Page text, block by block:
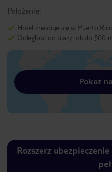
Położenie:
Hotel znajduje się w Puerto
Odległość od plaży: około 500
Pokaż
Rozszerz